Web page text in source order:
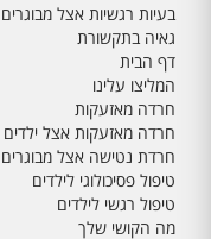
בעיות רגשיות אצל מבוגרים
גאיה בתקשורת
דף הבית
המליצו עלינו
חרדה מאזעקות
חרדה מאזעקות אצל ילדים
חרדת נטישה אצל מבוגרים
טיפול פסיכולוגי לילדים
טיפול רגשי לילדים
מה הקושי שלך